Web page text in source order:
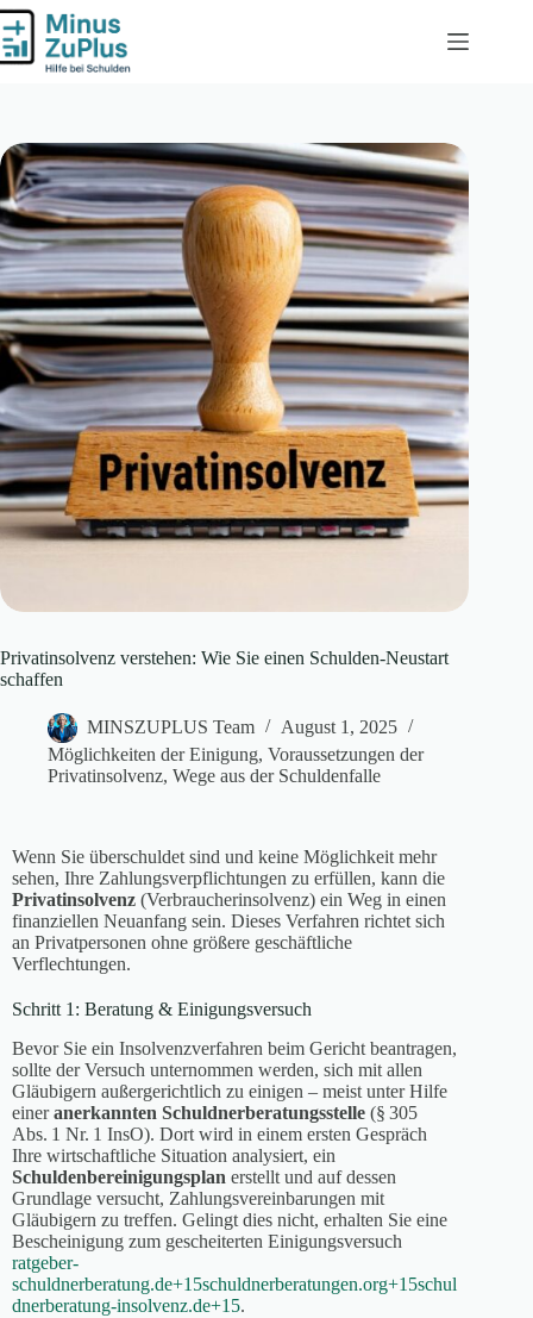
Privatinsolvenz verstehen: Wie Sie einen Schulden-Neustart
schaffen
MINSZUPLUS Team
August 1, 2025
Möglichkeiten der Einigung, Voraussetzungen der
Privatinsolvenz, Wege aus der Schuldenfalle
Wenn Sie überschuldet sind und keine Möglichkeit mehr
sehen, Ihre Zahlungsverpflichtungen zu erfüllen, kann die
Privatinsolvenz (Verbraucherinsolvenz) ein Weg in einen
finanziellen Neuanfang sein. Dieses Verfahren richtet sich
an Privatpersonen ohne größere geschäftliche
Verflechtungen.
Schritt 1: Beratung & Einigungsversuch
Bevor Sie ein Insolvenzverfahren beim Gericht beantragen,
sollte der Versuch unternommen werden, sich mit allen
Gläubigern außergerichtlich zu einigen – meist unter Hilfe
eineranerkannten Schuldnerberatungsstelle (§ 305
Abs. 1 Nr. 1 InsO). Dort wird in einem ersten Gespräch
Ihre wirtschaftliche Situation analysiert, ein
Schuldenbereinigungsplan erstellt und auf dessen
Grundlage versucht, Zahlungsvereinbarungen mit
Gläubigern zu treffen. Gelingt dies nicht, erhalten Sie eine
Bescheinigung zum gescheiterten Einigungsversuch
ratgeber-
schuldnerberatung.de+15schuldnerberatungen.org+15schul
dnerberatung-insolvenz.de+15.